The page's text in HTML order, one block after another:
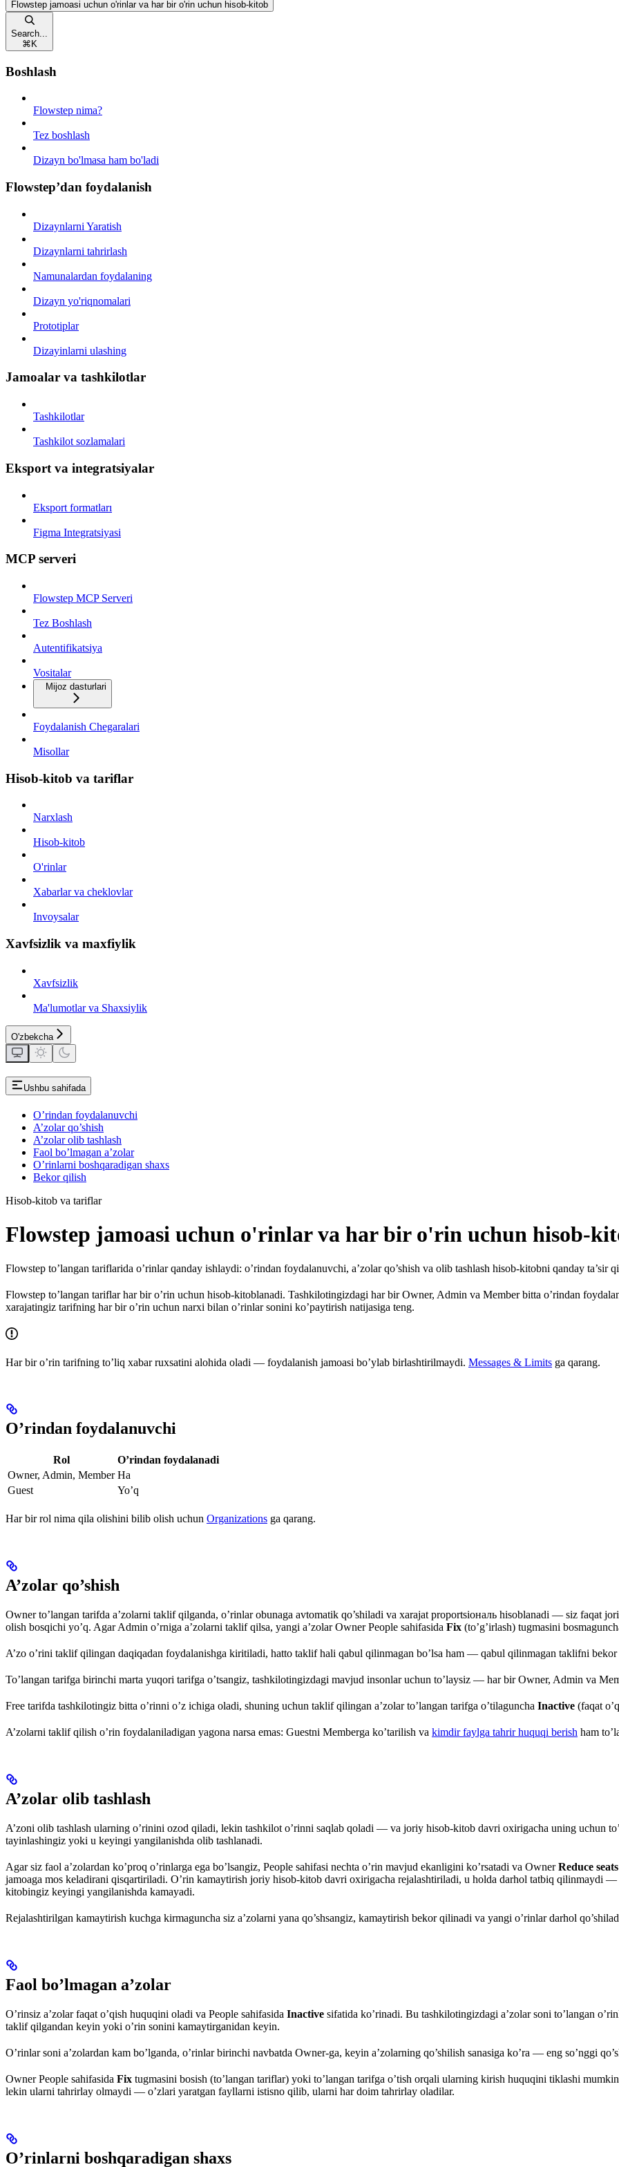
Flowstep jamoasi uchun o'rinlar va har bir o'rin uchun hisob-kitob
Search...
⌘ K
Boshlash
Flowstep nima?
Tez boshlash
Dizayn bo'lmasa ham bo'ladi
Flowstep’dan foydalanish
Dizaynlarni Yaratish
Dizaynlarni tahrirlash
Namunalardan foydalaning
Dizayn yo'riqnomalari
Prototiplar
Dizayinlarni ulashing
Jamoalar va tashkilotlar
Tashkilotlar
Tashkilot sozlamalari
Eksport va integratsiyalar
Eksport formatları
Figma Integratsiyasi
MCP serveri
Flowstep MCP Serveri
Tez Boshlash
Autentifikatsiya
Vositalar
Mijoz dasturlari
Foydalanish Chegaralari
Misollar
Hisob-kitob va tariflar
Narxlash
Hisob-kitob
O'rinlar
Xabarlar va cheklovlar
Invoysalar
Xavfsizlik va maxfiylik
Xavfsizlik
Ma'lumotlar va Shaxsiylik
O'zbekcha
Ushbu sahifada
O’rindan foydalanuvchi
A’zolar qo’shish
A’zolar olib tashlash
Faol bo’lmagan a’zolar
O’rinlarni boshqaradigan shaxs
Bekor qilish
Hisob-kitob va tariflar
Flowstep jamoasi uchun o'rinlar va har bir o'rin uchun hisob-
Flowstep to’langan tariflarida o’rinlar qanday ishlaydi: o’rindan foydalanuvchi, a’zolar qo’shish va olib tashlash hisob-kitobni qanday ta’sir
Flowstep to’langan tariflar har bir o’rin uchun hisob-kitoblanadi. Tashkilotingizdagi har bir Owner, Admin va Member bitta o’rindan
xarajatingiz tarifning har bir o’rin uchun narxi bilan o’rinlar sonini ko’paytirish natijasiga teng.
Har bir o’rin tarifning to’liq xabar ruxsatini alohida oladi — foydalanish jamoasi bo’ylab birlashtirilmaydi. Messages & Limits ga qarang.
O’rindan foydalanuvchi
Rol
O’rindan foydalanadi
Owner, Admin, Member Ha
Guest
Yo’q
Har bir rol nima qila olishini bilib olish uchun Organizations ga qarang.
A’zolar qo’shish
Owner to’langan tarifda a’zolarni taklif qilganda, o’rinlar obunaga avtomatik qo’shiladi va xarajat proportsiональ hisoblanadi — siz faqat
olish bosqichi yo’q. Agar Admin o’rniga a’zolarni taklif qilsa, yangi a’zolar Owner People sahifasida Fix (to’g’irlash) tugmasini
A’zo o’rini taklif qilingan daqiqadan foydalanishga kiritiladi, hatto taklif hali qabul qilinmagan bo’lsa ham — qabul qilinmagan taklifni
To’langan tarifga birinchi marta yuqori tarifga o’tsangiz, tashkilotingizdagi mavjud insonlar uchun to’laysiz — har bir Owner, Admin va
Free tarifda tashkilotingiz bitta o’rinni o’z ichiga oladi, shuning uchun taklif qilingan a’zolar to’langan tarifga o’tilaguncha Inactive (faqat
A’zolarni taklif qilish o’rin foydalaniladigan yagona narsa emas: Guestni Memberga ko’tarilish va kimdir faylga tahrir huquqi berish ham
A’zolar olib tashlash
A’zoni olib tashlash ularning o’rinini ozod qiladi, lekin tashkilot o’rinni saqlab qoladi — va joriy hisob-kitob davri oxirigacha uning uchun
tayinlashingiz yoki u keyingi yangilanishda olib tashlanadi.
Agar siz faol a’zolardan ko’proq o’rinlarga ega bo’lsangiz, People sahifasi nechta o’rin mavjud ekanligini ko’rsatadi va OwnerReduce seats
jamoaga mos keladirani qisqartiriladi. O’rin kamaytirish joriy hisob-kitob davri oxirigacha rejalashtiriladi, u holda darhol tatbiq qilinmaydi
kitobingiz keyingi yangilanishda kamayadi.
Rejalashtirilgan kamaytirish kuchga kirmaguncha siz a’zolarni yana qo’shsangiz, kamaytirish bekor qilinadi va yangi o’rinlar darhol
Faol bo’lmagan a’zolar
O’rinsiz a’zolar faqat o’qish huquqini oladi va People sahifasida Inactive sifatida ko’rinadi. Bu tashkilotingizdagi a’zolar soni to’langan
taklif qilgandan keyin yoki o’rin sonini kamaytirganidan keyin.
O’rinlar soni a’zolardan kam bo’lganda, o’rinlar birinchi navbatda Owner-ga, keyin a’zolarning qo’shilish sanasiga ko’ra — eng so’nggi
Owner People sahifasida Fix tugmasini bosish (to’langan tariflar) yoki to’langan tarifga o’tish orqali ularning kirish huquqini tiklashi
lekin ularni tahrirlay olmaydi — o’zlari yaratgan fayllarni istisno qilib, ularni har doim tahrirlay oladilar.
O’rinlarni boshqaradigan shaxs